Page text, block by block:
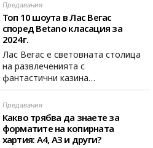
Предавания
Топ 10 шоута в Лас Вегас
според Betano класация за
2024г.
Лас Вегас е световната столица
на развлеченията с
фантастични казина…
Предавания
Какво трябва да знаете за
форматите на копирната
хартия: A4, A3 и други?